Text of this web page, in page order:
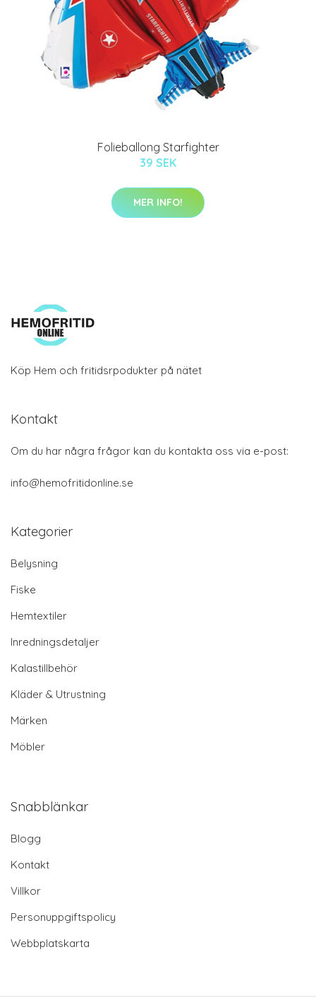
Folieballong Starfighter
39 SEK
MER INFO!
Köp Hem och fritidsrpodukter på nätet
Kontakt
Om du har några frågor kan du kontakta oss via e-post:
info@hemofritidonline.se
Kategorier
Belysning
Fiske
Hemtextiler
Inredningsdetaljer
Kalastillbehör
Kläder & Utrustning
Märken
Möbler
Snabblänkar
Blogg
Kontakt
Villkor
Personuppgiftspolicy
Webbplatskarta